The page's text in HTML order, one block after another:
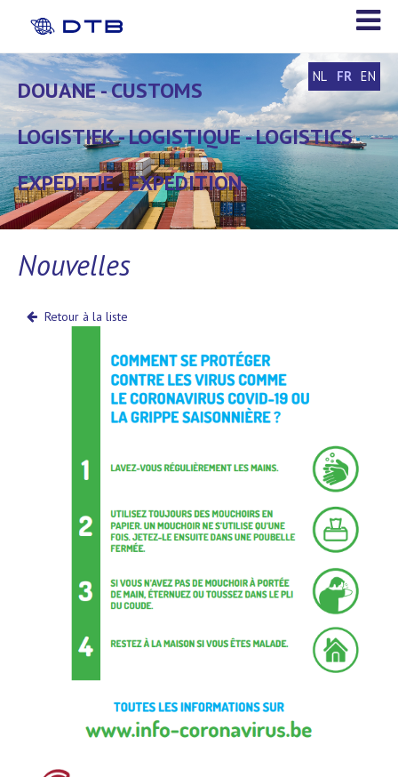
NL FR EN
DOUANE - CUSTOMS
LOGISTIEK - LOGISTIQUE - LOGISTICS
EXPEDITIE - EXPEDITION
DOUANE - CUSTOMS
LOGISTIEK - LOGISTIQUE - LOGISTICS
EXPEDITIE - EXPEDITION
Nouvelles
Retour à la liste